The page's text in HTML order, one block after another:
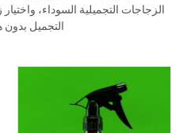
الزجاجات التجميلية السوداء،
التجميل بدون